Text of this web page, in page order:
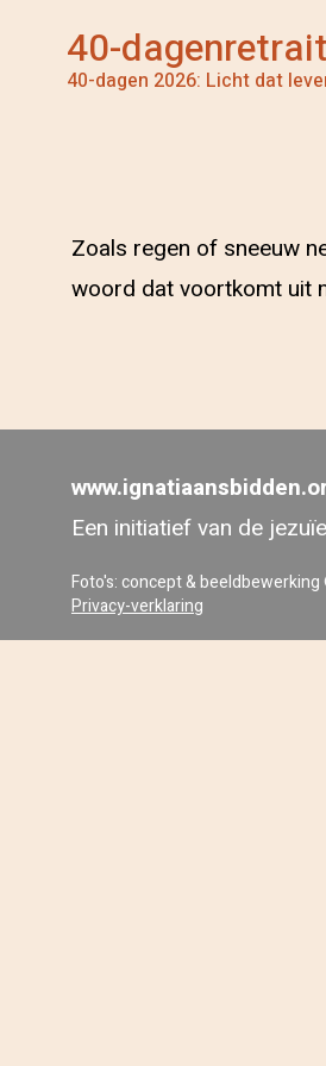
40-
40-dagen 2026: Licht dat
Zoals regen of sneeuw
woord dat voortkomt uit
Een initiatief van de
Foto's: concept & beeldbewerking
Privacy-verklaring